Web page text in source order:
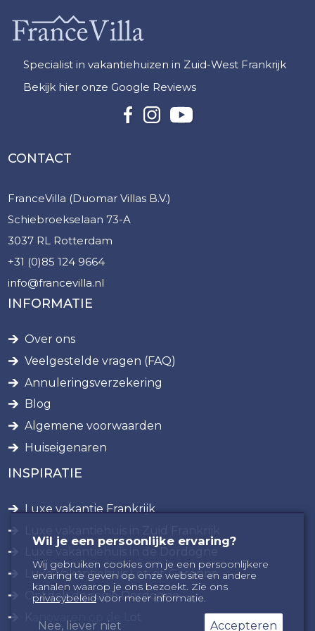
Specialist in vakantiehuizen in Zuid-West Frankrijk
Bekijk hier onze Google Reviews
CONTACT
FranceVilla (Duomar Villas B.V.)
Schiebroekselaan 73-A
3037 RL Rotterdam
+31 (0)85 124 9664
info@francevilla.nl
INFORMATIE
Over ons
Veelgestelde vragen (FAQ)
Annuleringsverzekering
Blog
Algemene voorwaarden
Huiseigenaren
INSPIRATIE
Luxe vakantie Frankrijk
Luxe Vakantiehuis Lot-et-Garonne
Ontdek de regio Dordogne
Wil je een persoonlijke ervaring?
Wij gebruiken cookies om je een persoonlijkere
ervaring te geven op onze website en andere
kanalen waarop je ons bezoekt. Zie ons
privacybeleid voor meer informatie.
Nee, liever niet Accepteren